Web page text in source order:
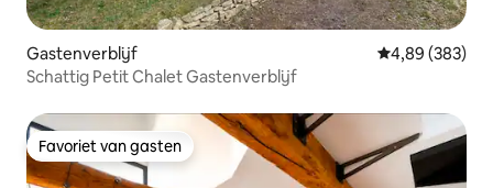
Gastenverblijf Gemiddelde
4,89 (383)
Schattig Petit Chalet Gastenverblijf
Favoriet van gasten
Favoriet van gasten